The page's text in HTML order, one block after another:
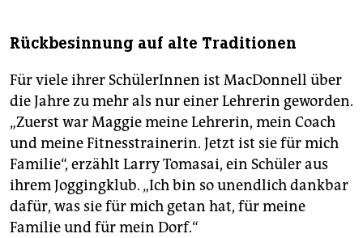
Rückbesinnung auf alte Traditionen
Für viele ihrer SchülerInnen ist MacDonnell über
die Jahre zu mehr als nur einer Lehrerin geworden.
„Zuerst war Maggie meine Lehrerin, mein Coach
und meine Fitnesstrainerin. Jetzt ist sie für mich
Familie“, erzählt Larry Tomasai, ein Schüler aus
ihrem Joggingklub. „Ich bin so unendlich dankbar
dafür, was sie für mich getan hat, für meine
Familie und für mein Dorf.“